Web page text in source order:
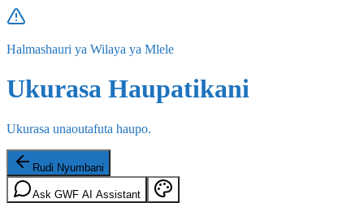
Halmashauri ya Wilaya ya Mlele
Ukurasa Haupatikani
Ukurasa unaoutafuta haupo.
Rudi Nyumbani
Ask GWF AI Assistant